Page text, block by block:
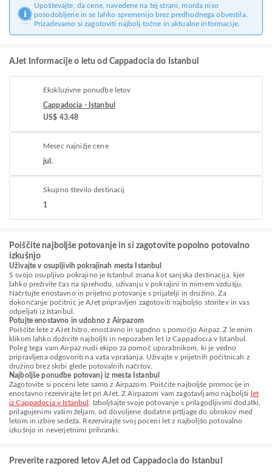
Upoštevajte, da cene, navedene na tej strani, morda niso
posodobljene in se lahko spremenijo brez predhodnega obvestila.
Prizadevamo si zagotoviti najbolj točne in aktualne informacije.
AJet Informacije o letu od Cappadocia do Istanbul
Ekskluzivne ponudbe letov
Cappadocia - Istanbul
US$ 43.48
Mesec najnižje cene
jul.
Skupno število destinacij
1
Poiščite najboljše potovanje in si zagotovite popolno potovalno
izkušnjo
Uživajte v osupljivih pokrajinah mesta Istanbul
S svojo osupljivo pokrajino je Istanbul znana kot sanjska destinacija, kjer
lahko preživite čas na sprehodu, uživanju v pokrajini in mirnem vzdušju.
Načrtujte enostavno in prijetno potovanje s prijatelji in družino. Za
dokončanje počitnic je AJet pripravljen zagotoviti najboljšo storitev in vas
odpeljati iz Istanbul.
Potujte enostavno in udobno z Airpazom
Poiščite lete z AJet hitro, enostavno in ugodno s pomočjo Airpaz. Z le enim
klikom lahko doživite najboljši in nepozaben let iz Cappadocia v Istanbul.
Poleg tega vam Airpaz nudi ekipo za pomoč uporabnikom, ki je vedno
pripravljena odgovoriti na vaša vprašanja. Uživajte v prijetnih počitnicah z
družino brez skrbi glede potovalnih načrtov.
Najboljše ponudbe potovanj iz mesta Istanbul
Zagotovite si poceni lete samo z Airpazom. Poiščite najboljše promocije in
enostavno rezervirajte let pri AJet. Z Airpazom vam zagotavljamo najboljši
let
iz Cappadocia v Istanbul
. Izboljšajte svoje potovanje s prilagodljivimi dodatki,
prilagojenimi vašim željam, od dovoljene dodatne prtljage do obrokov med
letom in izbire sedeža. Rezervirajte svoj poceni let z najboljšo potovalno
izkušnjo in neverjetnimi prihranki.
Preverite razpored letov AJet od Cappadocia do Istanbul